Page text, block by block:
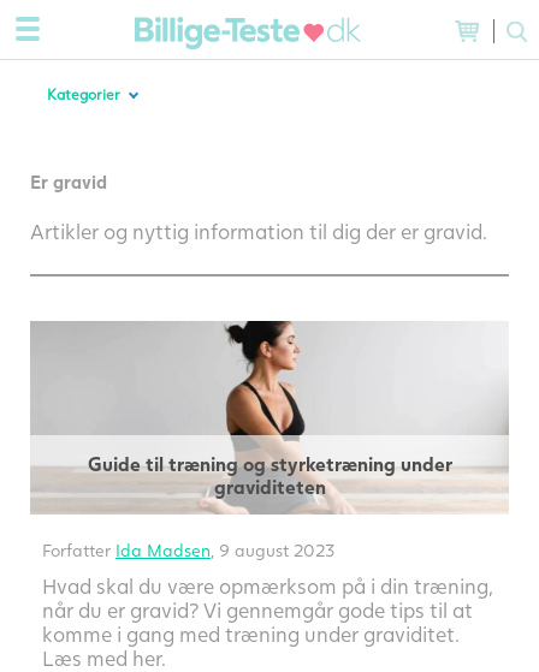
Kategorier
Er gravid
Artikler og nyttig information til dig der er gravid.
Guide til træning og styrketræning under
graviditeten
Forfatter Ida Madsen , 9 august 2023
Hvad skal du være opmærksom på i din træning,
når du er gravid? Vi gennemgår gode tips til at
komme i gang med træning under graviditet.
Læs med her.